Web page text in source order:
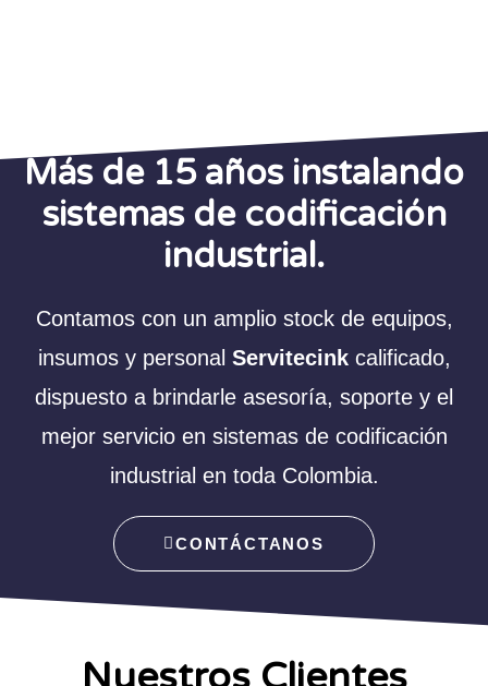
Más de 15 años instalando
sistemas de codificación
industrial.
Contamos con un amplio stock de equipos,
insumos y personal Servitecinkcalificado,
dispuesto a brindarle asesoría, soporte y el
mejor servicio en sistemas de codificación
industrial en toda Colombia.
CONTÁCTANOS